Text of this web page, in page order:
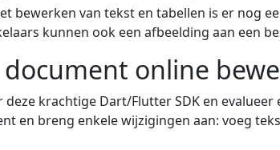
bewerken van tekst en tabellen is er nog
kunnen ook een afbeelding aan een
document online
deze krachtige Dart/Flutter SDK en
en breng enkele wijzigingen aan: voeg